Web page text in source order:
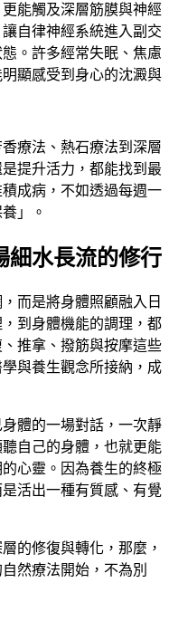
能觸及深層筋膜與神經
自律神經系統進入副交
。許多經常失眠、焦慮
顯感受到身心的沈澱與
療法、熱石療法到深層
提升活力，都能找到最
成病，不如透過每週一
」。
細水長流的修行
而是將身體照顧融入日
到身體機能的調理，都
推拿、撥筋與按摩這些
與養生觀念所接納，成
體的一場對話，一次靜
自己的身體，也就更能
心靈。因為養生的終極
活出一種有質感、有覺
的修復與轉化，那麼，
然療法開始，不為別